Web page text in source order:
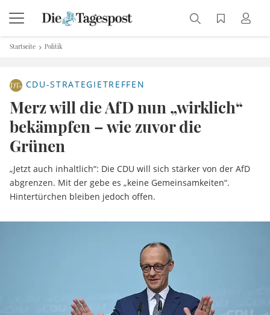
Startseite Politik
CDU-STRATEGIETREFFEN
Merz will die AfD nun „wirklich“
bekämpfen – wie zuvor die
Grünen
„Jetzt auch inhaltlich“: Die CDU will sich stärker von der AfD
abgrenzen. Mit der gebe es „keine Gemeinsamkeiten“.
Hintertürchen bleiben jedoch offen.